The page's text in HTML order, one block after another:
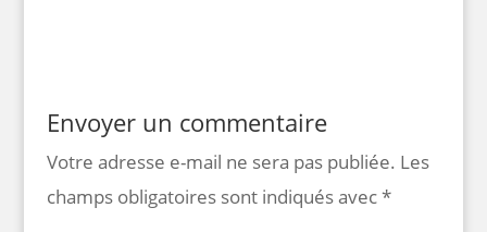
Envoyer un commentaire
Votre adresse e-mail ne sera pas publiée. Les
champs obligatoires sont indiqués avec*